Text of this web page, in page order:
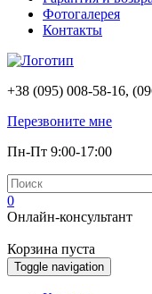
Фотогалерея
Контакты
+38 (095) 008-58-16,
Перезвоните мне
Пн-Пт 9:00-17:00
0
Онлайн-консультант
Корзина пуста
Toggle navigation